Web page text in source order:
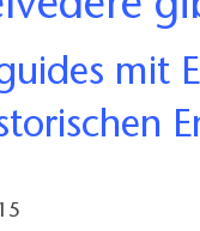
mit